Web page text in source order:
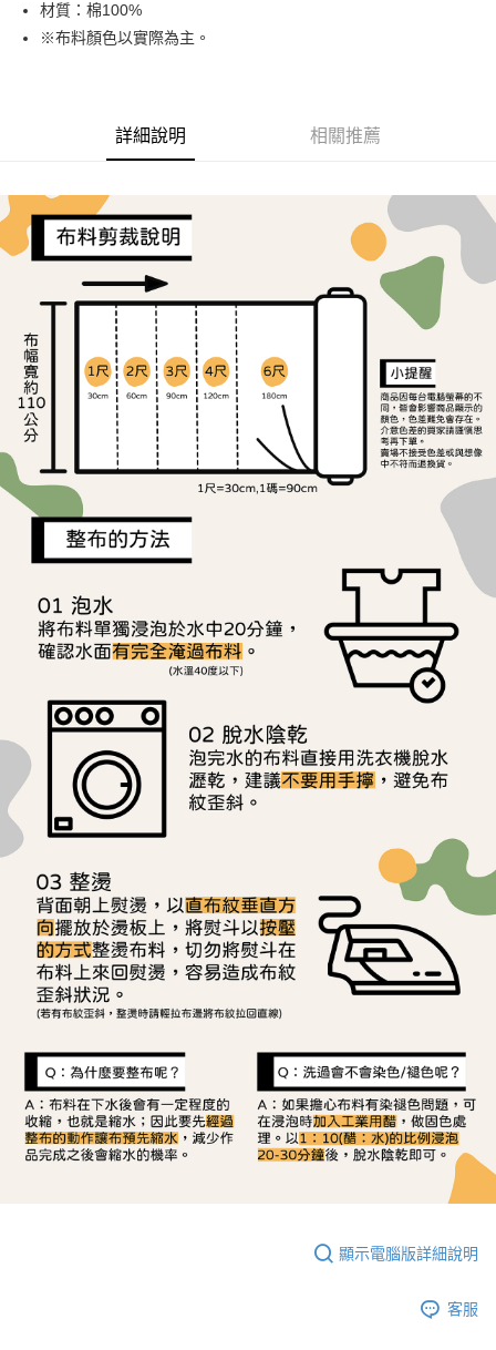
相關說明
【大哥付你分期使用說明】
3.實際核准額度、可分期數及費用金額請依後續交易確認頁面所載為準。
4.訂單成立30分鐘內，如未前往確認交易或遇審核未通過，訂單將自動取
法說明評估內容。
【繳款方式說明】
1.分期款項不併入電信帳單，「大哥付你分期」於每月結算日後寄送繳費提
醒簡訊。
2.透過簡訊連結打開帳單後，可選擇「超商條碼／台灣大直營門市／銀行轉
帳／街口支付／iPASS MONEY」等通路繳費。
【注意事項】
1.本服務係由「台灣大哥大股份有限公司」（以下簡稱本公司）所提供，讓
用戶於交易時，得透過本服務購買商品或服務，並由商店將買賣／分期付款
買賣價金債權讓與本公司後，依約使用本公司帳單繳交帳款。
2.基於同意付款使用「大哥付你分期」之契約關係目的，商店將以您的個人
資料（包含姓名、電話或地址）提供予台灣大哥大進項蒐集、處理及利用，
由本公司與您本人進行分期帳單所需資料之確認、核對及更正。
3.完整用戶服務條款，請詳閱以下連結： https://oppay.tw/userRule
AFTEE先享後付是「在收到商品之後才付款」的支付方式。 讓您購物簡單
３．安心：先確認商品／服務後，再付款。
【「AFTEE先享後付」結帳流程】
１．於結帳方式選擇「AFTEE先享後付」後，將跳轉至「AFTEE先享後付」
結帳頁面，進行簡訊認證並確認金額後，即可完成結帳。
２．訂單成立數日內，您將收到繳費通知簡訊。
３．收到繳費通知簡訊後14天內，點擊此簡訊中的連結，可透過四大超商／
ATM／網路銀行／等多元方式進行付款，方視為交易完成。
※ 請注意：結帳手續完成當下不需立刻繳費，但若您需要取消訂單，請聯絡
購買商品的店家。未經商家同意取消之訂單仍視為有效，需透過AFTEE先享
後付繳納相關費用。
※ 交易是否成功請以「AFTEE先享後付 」之結帳頁面顯示為準，若有關於
是否繳費成功／繳費後需取消欲退款等相關疑問，請聯繫「AFTEE先享後付
客戶支援中心」https://netprotections.freshdesk.com/support/home
【注意事項】
１．透過由恩沛科技股份有限公司提供之「AFTEE先享後付」服務完成之交
易，需依本服務之必要範圍內提供個人資料，並將交易相關給付款項請求債
權轉讓予恩沛科技股份有限公司。
https://aftee.tw/terms/#terms3
３．未成年的使用者請事先徵得法定代理人或監護人之同意方可使用
「AFTEE先享後付」，若未經同意申辦者引起之損失，本公司不負相關責
４．使用「AFTEE先享後付」時，將依據個別帳號之用戶狀況，依本公司即
時審查核予不同之上限額度；若仍有額度不足之情形，本公司將視審查結果
請求用戶進行身份認證。
５．嚴禁一人註冊多個帳號或使用他人資訊註冊。若發現惡意使用之情形，
恩沛科技股份有限公司將有權停止該用戶之使用額度並採取法律行動。
全家取貨付款
每筆NT$65，滿NT$1,500(含以上)免運費
7-11取貨付款
每筆NT$65，滿NT$1,500(含以上)免運費
宅配
每筆NT$150，滿NT$1,500(含以上)免運費
離島宅配
材質：棉100%
※布料顏色以實際為主。
詳細說明 相關推薦
顯示電腦版詳細說明
客服